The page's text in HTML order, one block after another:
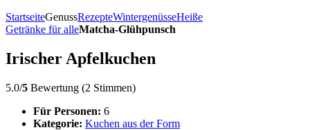
StartseiteGenussRezepteWintergenüsseHeiße
Getränke für alleMatcha-Glühpunsch
Irischer Apfelkuchen
5.0/5 Bewertung (2 Stimmen)
Für Personen: 6
Kategorie: Kuchen aus der Form